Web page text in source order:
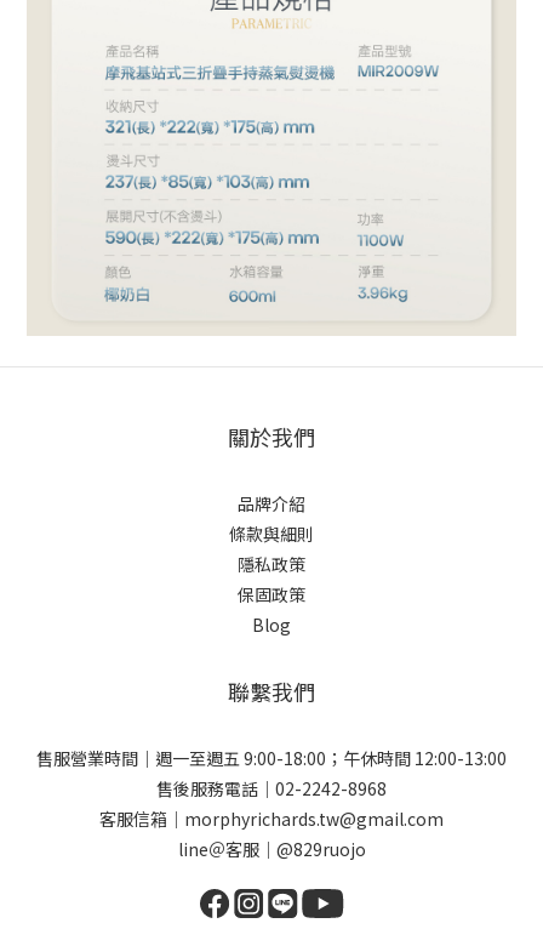
關於我們
品牌介紹
條款與細則
隱私政策
保固政策
Blog
聯繫我們
售服營業時間｜週一至週五 9:00-18:00；午休時間 12:00-13:00
售後服務電話｜02-2242-8968
客服信箱｜morphyrichards.tw@gmail.com
line＠客服｜@829ruojo